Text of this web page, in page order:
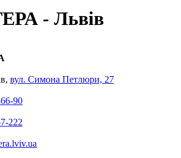
- Львів
вул. Симона Петлюри, 27
90
222